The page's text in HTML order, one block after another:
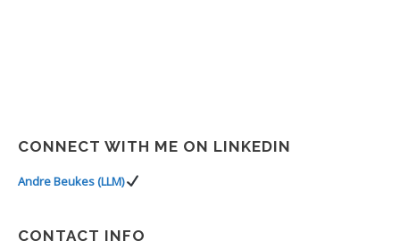
CONNECT WITH ME ON LINKEDIN
Andre Beukes (LLM)
CONTACT INFO